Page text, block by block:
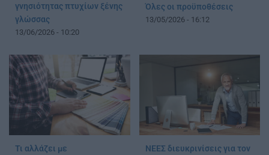
γνησιότητας πτυχίων ξένης
γλώσσας
13/06/2026 - 10:20
Όλες οι προϋποθέσεις
13/05/2026 - 16:12
Τι αλλάζει με
ΝΕΕΣ διευκρινίσεις για τον